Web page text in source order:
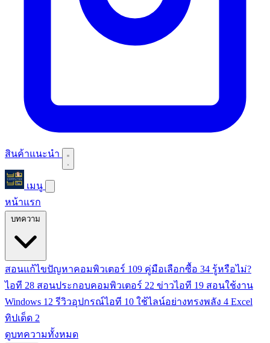
สินค้าแนะนำ
เมนู
หน้าแรก
บทความ
สอนแก้ไขปัญหาคอมพิวเตอร์ 109 คู่มือเลือกซื้อ 34 รู้หรือไม่?
ไอที 28 สอนประกอบคอมพิวเตอร์ 22 ข่าวไอที 19 สอนใช้งาน
Windows 12 รีวิวอุปกรณ์ไอที 10 ใช้ไลน์อย่างทรงพลัง 4 Excel
ทิปเด็ด 2
ดูบทความทั้งหมด